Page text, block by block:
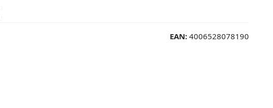
EAN: 4006528078190